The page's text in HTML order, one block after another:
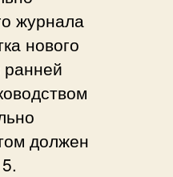
журнала
нового
ранней
должен